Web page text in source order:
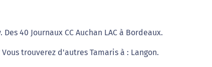
40 Journaux CC Auchan LAC à Bordeaux.
trouverez d'autres Tamaris à : Langon.